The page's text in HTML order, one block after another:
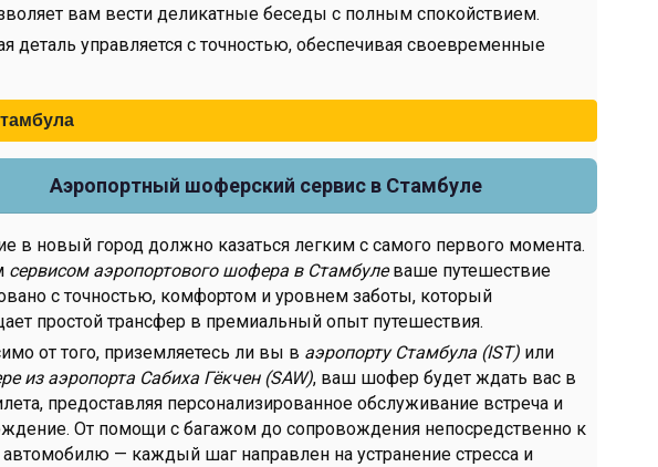
вам вести деликатные беседы с полным спокойствием.
деталь управляется с точностью, обеспечивая своевременные
Аэропортный шоферский сервис в Стамбуле
в новый город должно казаться легким с самого первого момента.
сервисом аэропортового шофера в Стамбулеваше путешествие
с точностью, комфортом и уровнем заботы, который
простой трансфер в премиальный опыт путешествия.
от того, приземляетесь ли вы в аэропорту Стамбула (IST)или
из аэропорта Сабиха Гёкчен(SAW), ваш шофер будет ждать вас в
предоставляя персонализированное обслуживание встреча и
От помощи с багажом до сопровождения непосредственно к
— каждый шаг направлен на устранение стресса и